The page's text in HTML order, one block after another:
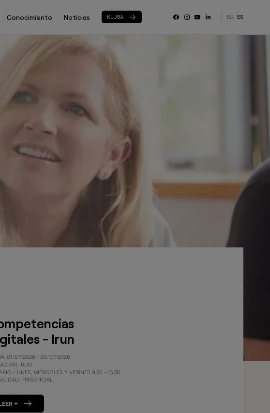
Conocimiento Noticias KLUBA EU ES
- Irun
01/07/2026 - 29/07/2026
IRUN
LUNES, MIÉRCOLES Y VIERNES 9:30 - 13:30
PRESENCIAL
+